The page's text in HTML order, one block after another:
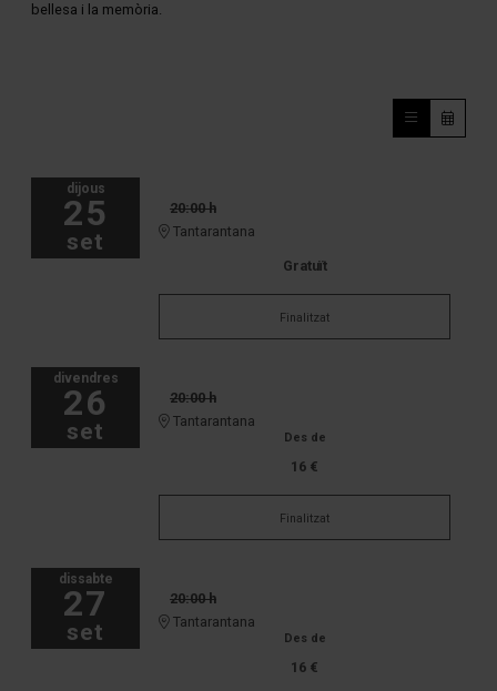
bellesa i la memòria.
dijous
25
set
20:00 h
Tantarantana
Gratuït
Finalitzat
divendres
26
set
20:00 h
Tantarantana
Des de
16 €
Finalitzat
dissabte
27
set
20:00 h
Tantarantana
Des de
16 €